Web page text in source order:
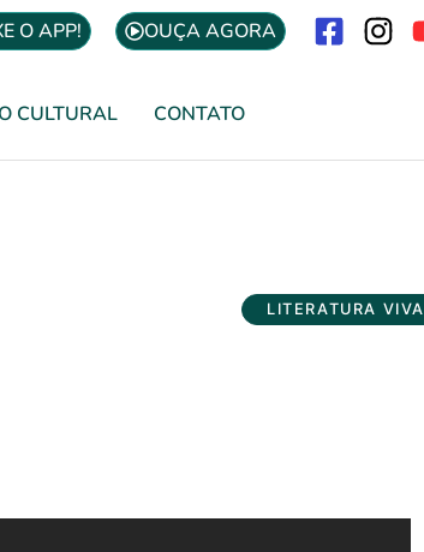
O APP! OUÇA AGORA
CULTURAL CONTATO
LITERATURA VIVA